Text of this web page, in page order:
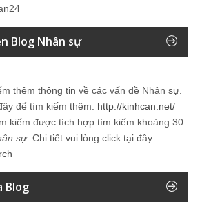
Blog Nhân sự
thêm thông tin về các vấn đề Nhân sự
để tìm kiếm thêm: http://kinhcan.net/
kiếm được tích hợp tìm kiếm khoảng 30
sự. Chi tiết vui lòng click tại đây:
Blog